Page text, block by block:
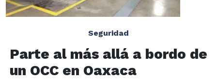
Seguridad
Parte al más allá a bordo de
un OCC en Oaxaca